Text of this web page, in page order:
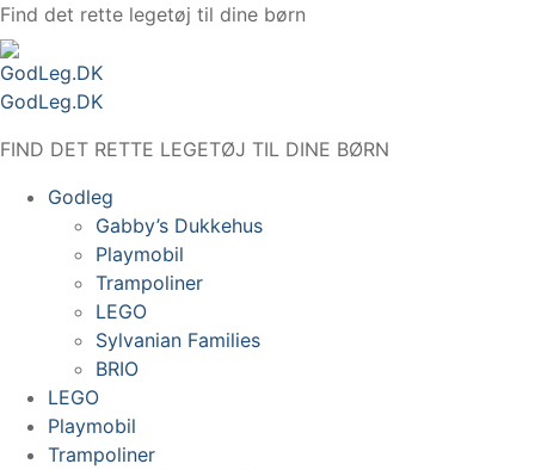
Spring
til
indhold
Find det rette legetøj til dine børn
GodLeg.DK
FIND DET RETTE LEGETØJ TIL DINE BØRN
Godleg
Gabby’s Dukkehus
Playmobil
Trampoliner
LEGO
Sylvanian Families
BRIO
LEGO
Playmobil
Trampoliner